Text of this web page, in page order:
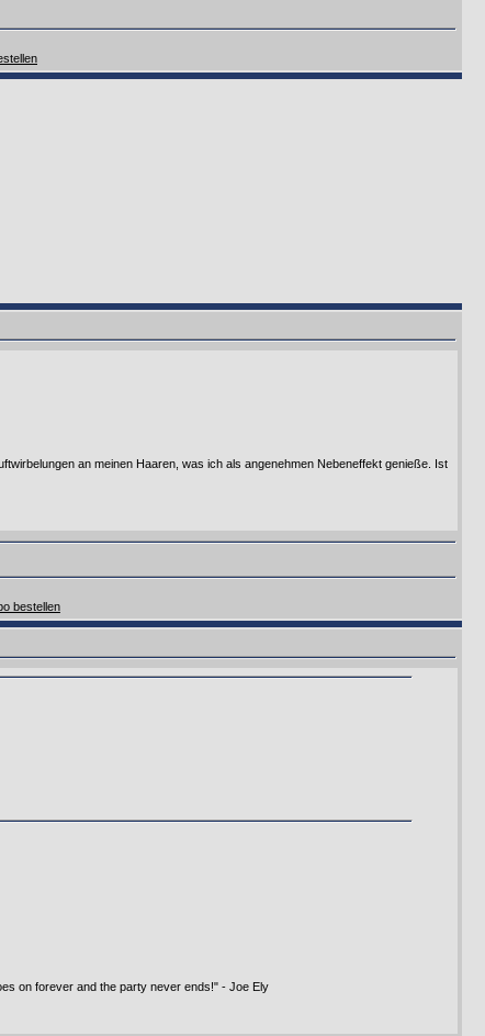
an meinen Haaren, was ich als angenehmen Nebeneffekt genieße. Ist
bestellen
on forever and the party never ends!" - Joe Ely